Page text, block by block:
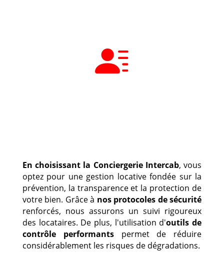
En choisissant la Conciergerie Intercab, vous
optez pour une gestion locative fondée sur la
prévention, la transparence et la protection de
votre bien. Grâce à nos protocoles de sécurité
renforcés, nous assurons un suivi rigoureux
des locataires. De plus, l'utilisation d'outils de
contrôle performantspermet de réduire
considérablement les risques de dégradations.